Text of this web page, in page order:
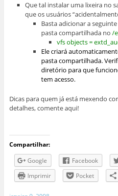
Que tal instalar uma lixeira no
que os usuários
Basta adicionar a
pasta compartilhada no /
vfs objects =
Ele criará
pasta compartilhada.
diretório para que
tem acesso.
Dicas para quem já está mexendo
detalhes, comente aqui!
Compartilhar:
Google
Facebook
Imprimir
Pocket